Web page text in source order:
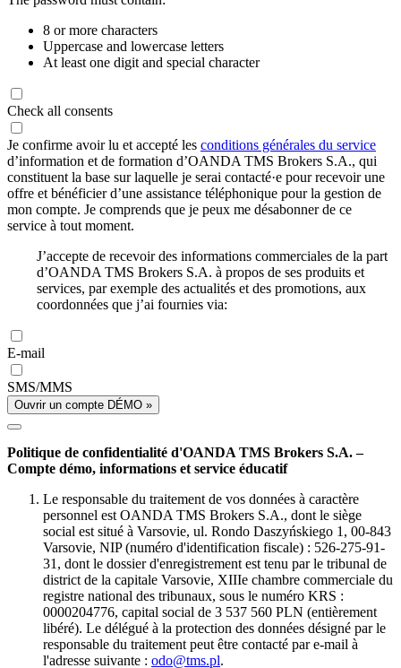
8 or more characters
Uppercase and lowercase letters
At least one digit and special character
Check all consents
Je confirme avoir lu et accepté les conditions générales du service
d’information et de formation d’OANDA TMS Brokers S.A., qui
constituent la base sur laquelle je serai contacté·e pour recevoir une
offre et bénéficier d’une assistance téléphonique pour la gestion de
mon compte. Je comprends que je peux me désabonner de ce
service à tout moment.
J’accepte de recevoir des informations commerciales de la part
d’OANDA TMS Brokers S.A. à propos de ses produits et
services, par exemple des actualités et des promotions, aux
coordonnées que j’ai fournies via:
E-mail
SMS/MMS
Ouvrir un compte DÉMO »
Politique de confidentialité d'OANDA TMS Brokers S.A. –
Compte démo, informations et service éducatif
Le responsable du traitement de vos données à caractère
personnel est OANDA TMS Brokers S.A., dont le siège
social est situé à Varsovie, ul. Rondo Daszyńskiego 1, 00-843
Varsovie, NIP (numéro d'identification fiscale) : 526-275-91-
31, dont le dossier d'enregistrement est tenu par le tribunal de
district de la capitale Varsovie, XIIIe chambre commerciale du
registre national des tribunaux, sous le numéro KRS :
0000204776, capital social de 3 537 560 PLN (entièrement
libéré). Le délégué à la protection des données désigné par le
responsable du traitement peut être contacté par e-mail à
l'adresse suivante : odo@tms.pl.